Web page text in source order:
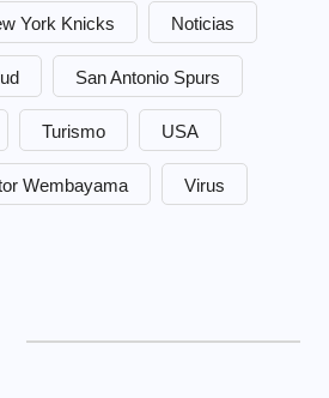
York Knicks Noticias
San Antonio Spurs
Turismo USA
Wembayama Virus